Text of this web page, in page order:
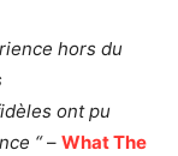
hors du
ont pu
“– What The